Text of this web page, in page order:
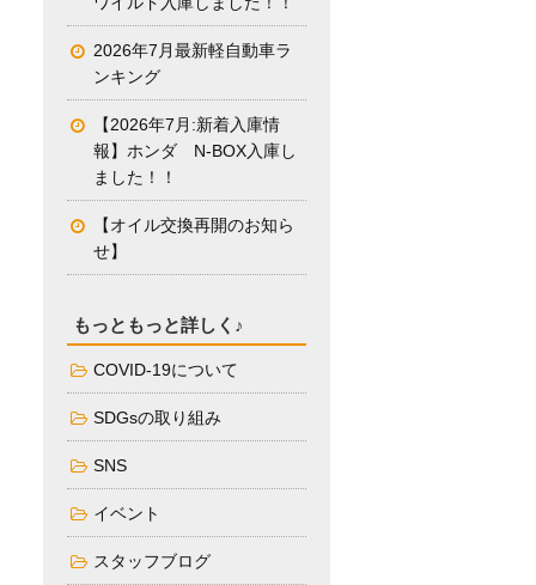
2026年7月最新軽自動車ラ
ンキング
【2026年7月:新着入庫情
報】ホンダ N-BOX入庫し
ました！！
【オイル交換再開のお知ら
せ】
もっともっと詳しく♪
COVID-19について
SDGsの取り組み
SNS
イベント
スタッフブログ